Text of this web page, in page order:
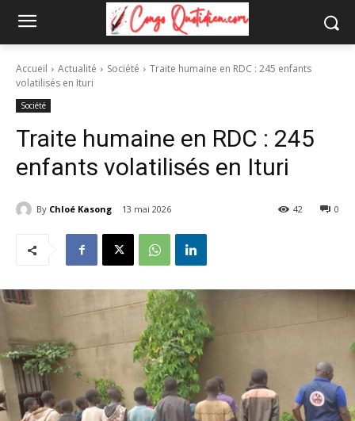
Accueil Actualité Société
Traite humaine en RDC : 245 enfants
volatilisés en Ituri
Société
Traite humaine en RDC : 245
enfants volatilisés en Ituri
By Chloé Kasong 13 mai 2026 0
42